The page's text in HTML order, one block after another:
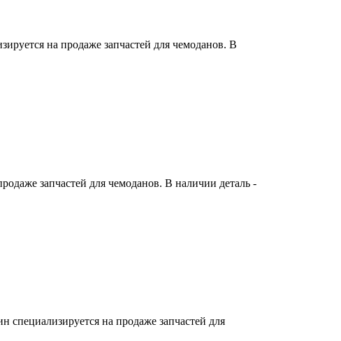
на продаже запчастей для чемоданов. В
запчастей для чемоданов. В наличии деталь -
на продаже запчастей для